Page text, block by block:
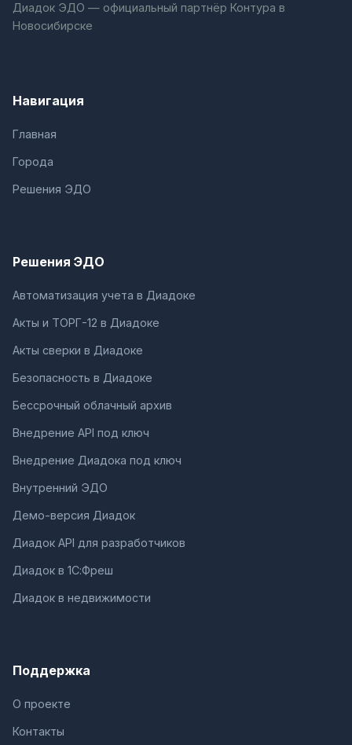
Диадок ЭДО — официальный партнёр Контура в
Новосибирске
Навигация
Главная
Города
Решения ЭДО
Решения ЭДО
Автоматизация учета в Диадоке
Акты и ТОРГ-12 в Диадоке
Акты сверки в Диадоке
Безопасность в Диадоке
Бессрочный облачный архив
Внедрение API под ключ
Внедрение Диадока под ключ
Внутренний ЭДО
Демо-версия Диадок
Диадок API для разработчиков
Диадок в 1С:Фреш
Диадок в недвижимости
Поддержка
О проекте
Контакты